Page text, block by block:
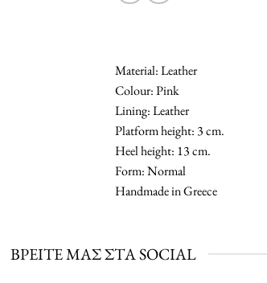
Material: Leather
Colour: Pink
Lining: Leather
Platform height: 3 cm.
Heel height: 13 cm.
Form: Normal
Handmade in Greece
ΒΡΕΙΤΕ ΜΑΣ ΣΤΑ SOCIAL